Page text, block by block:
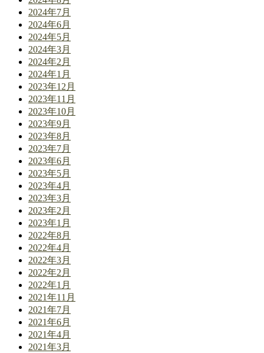
2024年7月
2024年6月
2024年5月
2024年3月
2024年2月
2024年1月
2023年12月
2023年11月
2023年10月
2023年9月
2023年8月
2023年7月
2023年6月
2023年5月
2023年4月
2023年3月
2023年2月
2023年1月
2022年8月
2022年4月
2022年3月
2022年2月
2022年1月
2021年11月
2021年7月
2021年6月
2021年4月
2021年3月